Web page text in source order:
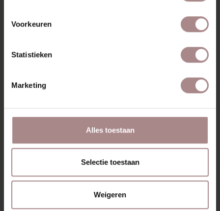
Voorkeuren
Statistieken
Marketing
Alles toestaan
Selectie toestaan
Weigeren
AFMETINGEN
MISSCHIEN VIND JE DIT
OOK MOOI